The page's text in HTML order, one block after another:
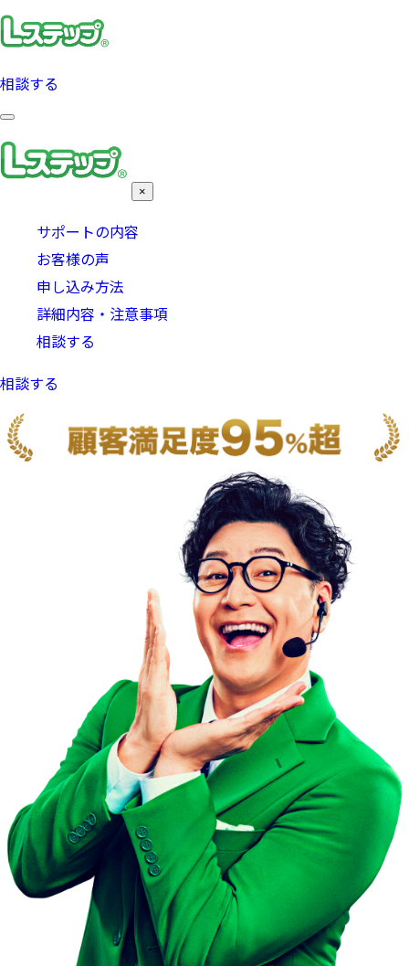
相談する
×
サポートの内容
お客様の声
申し込み方法
詳細内容・注意事項
相談する
相談する